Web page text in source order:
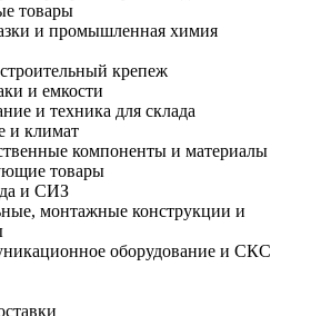
товары
и промышленная химия
крепеж
и емкости
и техника для склада
и климат
компоненты и материалы
товары
и СИЗ
монтажные конструкции и
оборудование и СКС